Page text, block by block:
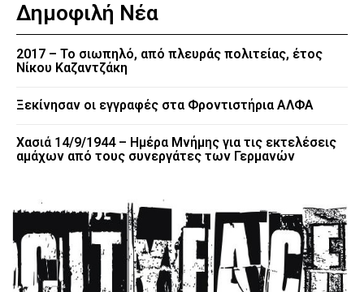
Δημοφιλή Νέα
2017 – Το σιωπηλό, από πλευράς πολιτείας, έτος
Νίκου Καζαντζάκη
Ξεκίνησαν οι εγγραφές στα Φροντιστήρια ΑΛΦΑ
Χασιά 14/9/1944 – Ημέρα Μνήμης για τις εκτελέσεις
αμάχων από τους συνεργάτες των Γερμανών